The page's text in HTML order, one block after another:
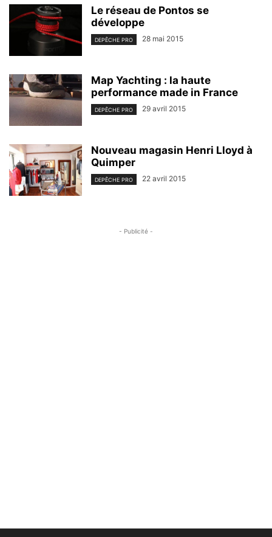
Le réseau de Pontos se
développe
DEPÊCHE PRO 28 mai 2015
Map Yachting : la haute
performance made in France
DEPÊCHE PRO 29 avril 2015
Nouveau magasin Henri Lloyd à
Quimper
DEPÊCHE PRO 22 avril 2015
- Publicité -